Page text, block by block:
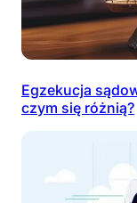
Egzekucja
czym się różnią?